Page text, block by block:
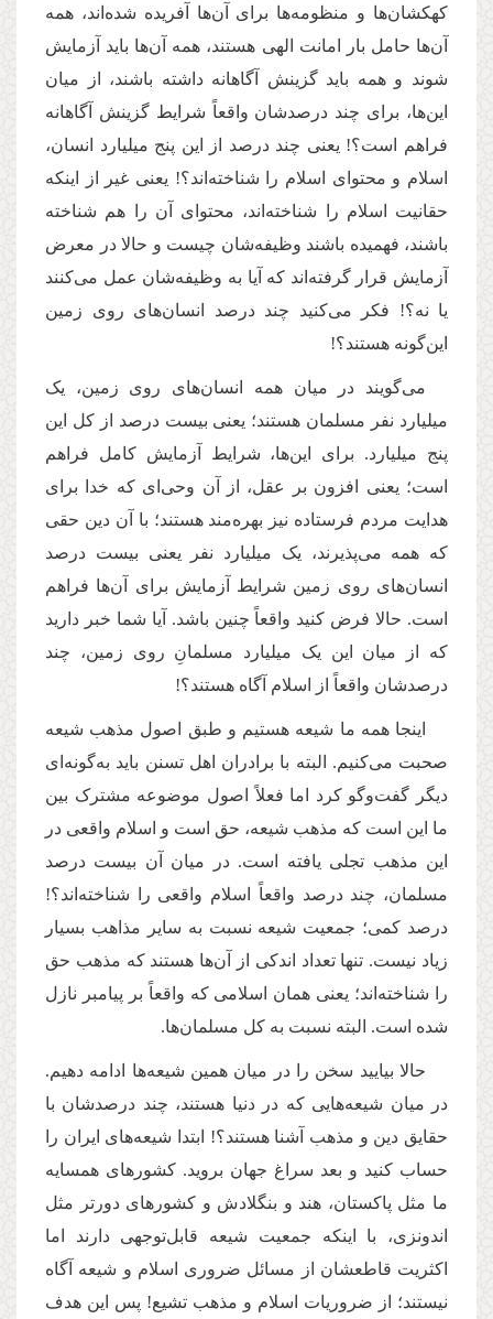
کهکشان‌ها و منظومه‌ها برای آن‌ها آفریده شده‌اند، همه
آن‌ها حامل بار امانت الهی هستند، همه‌ آن‌ها باید آزمایش
شوند و همه باید گزینش آگاهانه داشته باشند، از میان
این‌ها، برای چند درصدشان واقعاً شرایط گزینش آگاهانه
فراهم است؟! یعنی چند درصد از این پنج میلیارد انسان،
اسلام و محتوای اسلام را شناخته‌اند؟! یعنی غیر از اینکه
حقانیت اسلام را شناخته‌اند، محتوای آن را هم شناخته‌
باشند، فهمیده‌ باشند وظیفه‌شان چیست و حالا در معرض
آزمایش قرار گرفته‌اند که آیا به وظیفه‌شان عمل می‌کنند
یا نه؟! فکر می‌کنید چند درصد انسان‌های روی زمین
این‌گونه هستند؟!
می‌گویند در میان همه‌ انسان‌های روی زمین، یک
میلیارد نفر مسلمان هستند؛ یعنی بیست درصد از کل این
پنج میلیارد. برای این‌ها، شرایط آزمایش کامل فراهم
است؛ یعنی افزون بر عقل، از آن وحی‌ای که خدا برای
هدایت مردم فرستاده نیز بهره‌مند هستند؛ با آن دین حقی
که همه می‌پذیرند، یک میلیارد نفر یعنی بیست درصد
انسان‌های روی زمین شرایط آزمایش برای آن‌ها فراهم
است. حالا فرض کنید واقعاً چنین باشد. آیا شما خبر دارید
که از میان این یک میلیارد مسلمانِ روی زمین، چند
درصدشان واقعاً از اسلام آگاه هستند؟!
اینجا همه ما شیعه هستیم و طبق اصول مذهب شیعه
صحبت می‌کنیم. البته با برادران اهل‌ تسنن باید به‌گونه‌ای
دیگر گفت‌وگو کرد اما فعلاً اصول موضوعه‌ مشترک بین
ما این است که مذهب شیعه، حق است و اسلام واقعی در
این مذهب تجلی یافته است. در میان آن بیست درصد
مسلمان، چند درصد واقعاً اسلام واقعی را شناخته‌اند؟!
درصد کمی؛ جمعیت شیعه نسبت به سایر مذاهب بسیار
زیاد نیست. تنها تعداد اندکی از آن‌ها هستند که مذهب حق
را شناخته‌اند؛ یعنی همان اسلامی که واقعاً بر پیامبر نازل
شده است. البته نسبت به کل مسلمان‌ها.
حالا بیایید سخن را در میان همین شیعه‌ها ادامه دهیم.
در میان شیعه‌هایی که در دنیا هستند، چند درصدشان با
حقایق دین و مذهب آشنا هستند؟! ابتدا شیعه‌های ایران را
حساب کنید و بعد سراغ جهان بروید. کشورهای همسایه
ما مثل پاکستان، هند و بنگلادش و کشورهای دورتر مثل
اندونزی، با اینکه جمعیت شیعه‌ قابل‌توجهی دارند اما
اکثریت قاطعشان از مسائل ضروری اسلام و شیعه آگاه
نیستند؛ از ضروریات اسلام و مذهب تشیع! پس این هدف